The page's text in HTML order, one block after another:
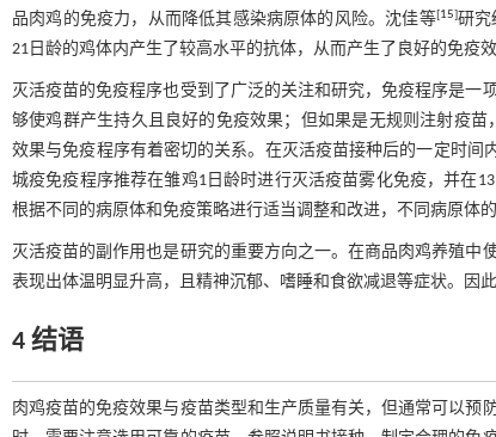
品肉鸡的免疫力，从而降低其感染病原体的风险。沈佳等[15]研究
21日龄的鸡体内产生了较高水平的抗体，从而产生了良好的免疫
灭活疫苗的免疫程序也受到了广泛的关注和研究，免疫程序是
够使鸡群产生持久且良好的免疫效果；但如果是无规则注射疫
效果与免疫程序有着密切的关系。在灭活疫苗接种后的一定时
城疫免疫程序推荐在雏鸡1日龄时进行灭活疫苗雾化免疫，并在
根据不同的病原体和免疫策略进行适当调整和改进，不同病原体
灭活疫苗的副作用也是研究的重要方向之一。在商品肉鸡养殖
表现出体温明显升高，且精神沉郁、嗜睡和食欲减退等症状。因
4 结语
肉鸡疫苗的免疫效果与疫苗类型和生产质量有关，但通常可以